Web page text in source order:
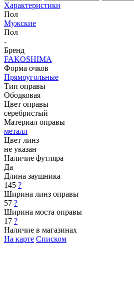
Характеристики
Пол
Мужские
Пол
-
Бренд
FAKOSHIMA
Форма очков
Прямоугольные
Тип оправы
Ободковая
Цвет оправы
серебристый
Материал оправы
металл
Цвет линз
не указан
Наличие футляра
Да
Длина заушника
145 ?
Ширина линз оправы
57 ?
Ширина моста оправы
17 ?
Наличие в магазинах
На карте Списком